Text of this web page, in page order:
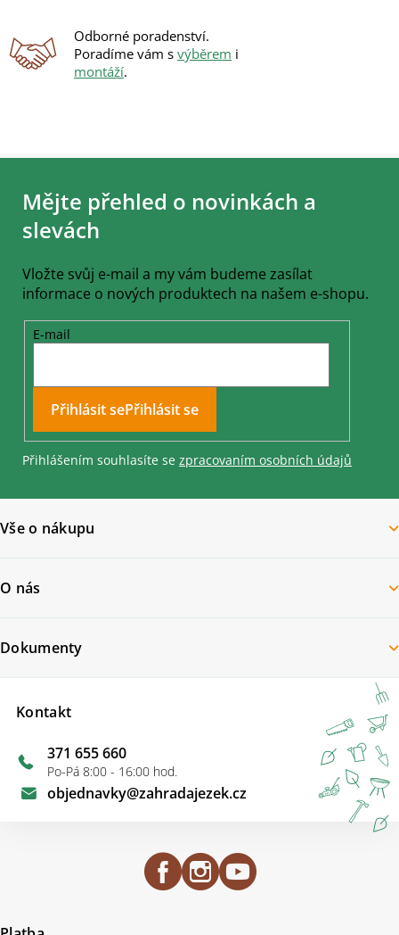
Odborné poradenství.
Poradíme vám s výběrem i
montáží.
Z
Mějte přehled o novinkách a
slevách
Vložte svůj e-mail a my vám budeme zasílat
informace o nových produktech na našem e-shopu.
E-mail
Přihlásit se
Přihlášením souhlasíte se zpracovaním osobních údajů
Vše o nákupu
O nás
Kontakt
objednavky@zahradajezek.cz
371 655 660
Po-Pá 8:00 - 16:00 hod.
Dokumenty